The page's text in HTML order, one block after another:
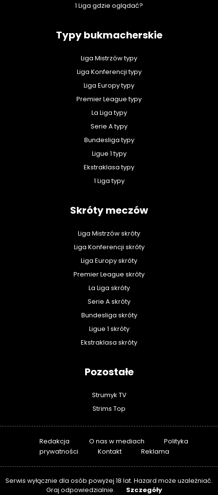
1 Liga gdzie oglądać?
Typy bukmacherskie
Liga Mistrzów typy
Liga Konferencji typy
Liga Europy typy
Premier League typy
La Liga typy
Serie A typy
Bundesliga typy
Ligue 1 typy
Ekstraklasa typy
1 Liga typy
Skróty meczów
Liga Mistrzów skróty
Liga Konferencji skróty
Liga Europy skróty
Premier League skróty
La Liga skróty
Serie A skróty
Bundesliga skróty
Ligue 1 skróty
Ekstraklasa skróty
Pozostałe
Strumyk TV
Strims Top
Redakcja O nas w mediach
Polityka
prywatności
Kontakt Reklama
Serwis wyłącznie dla osób powyżej 18 lat. Hazard może uzależniać.
Graj odpowiedzialnie.
Szczegóły